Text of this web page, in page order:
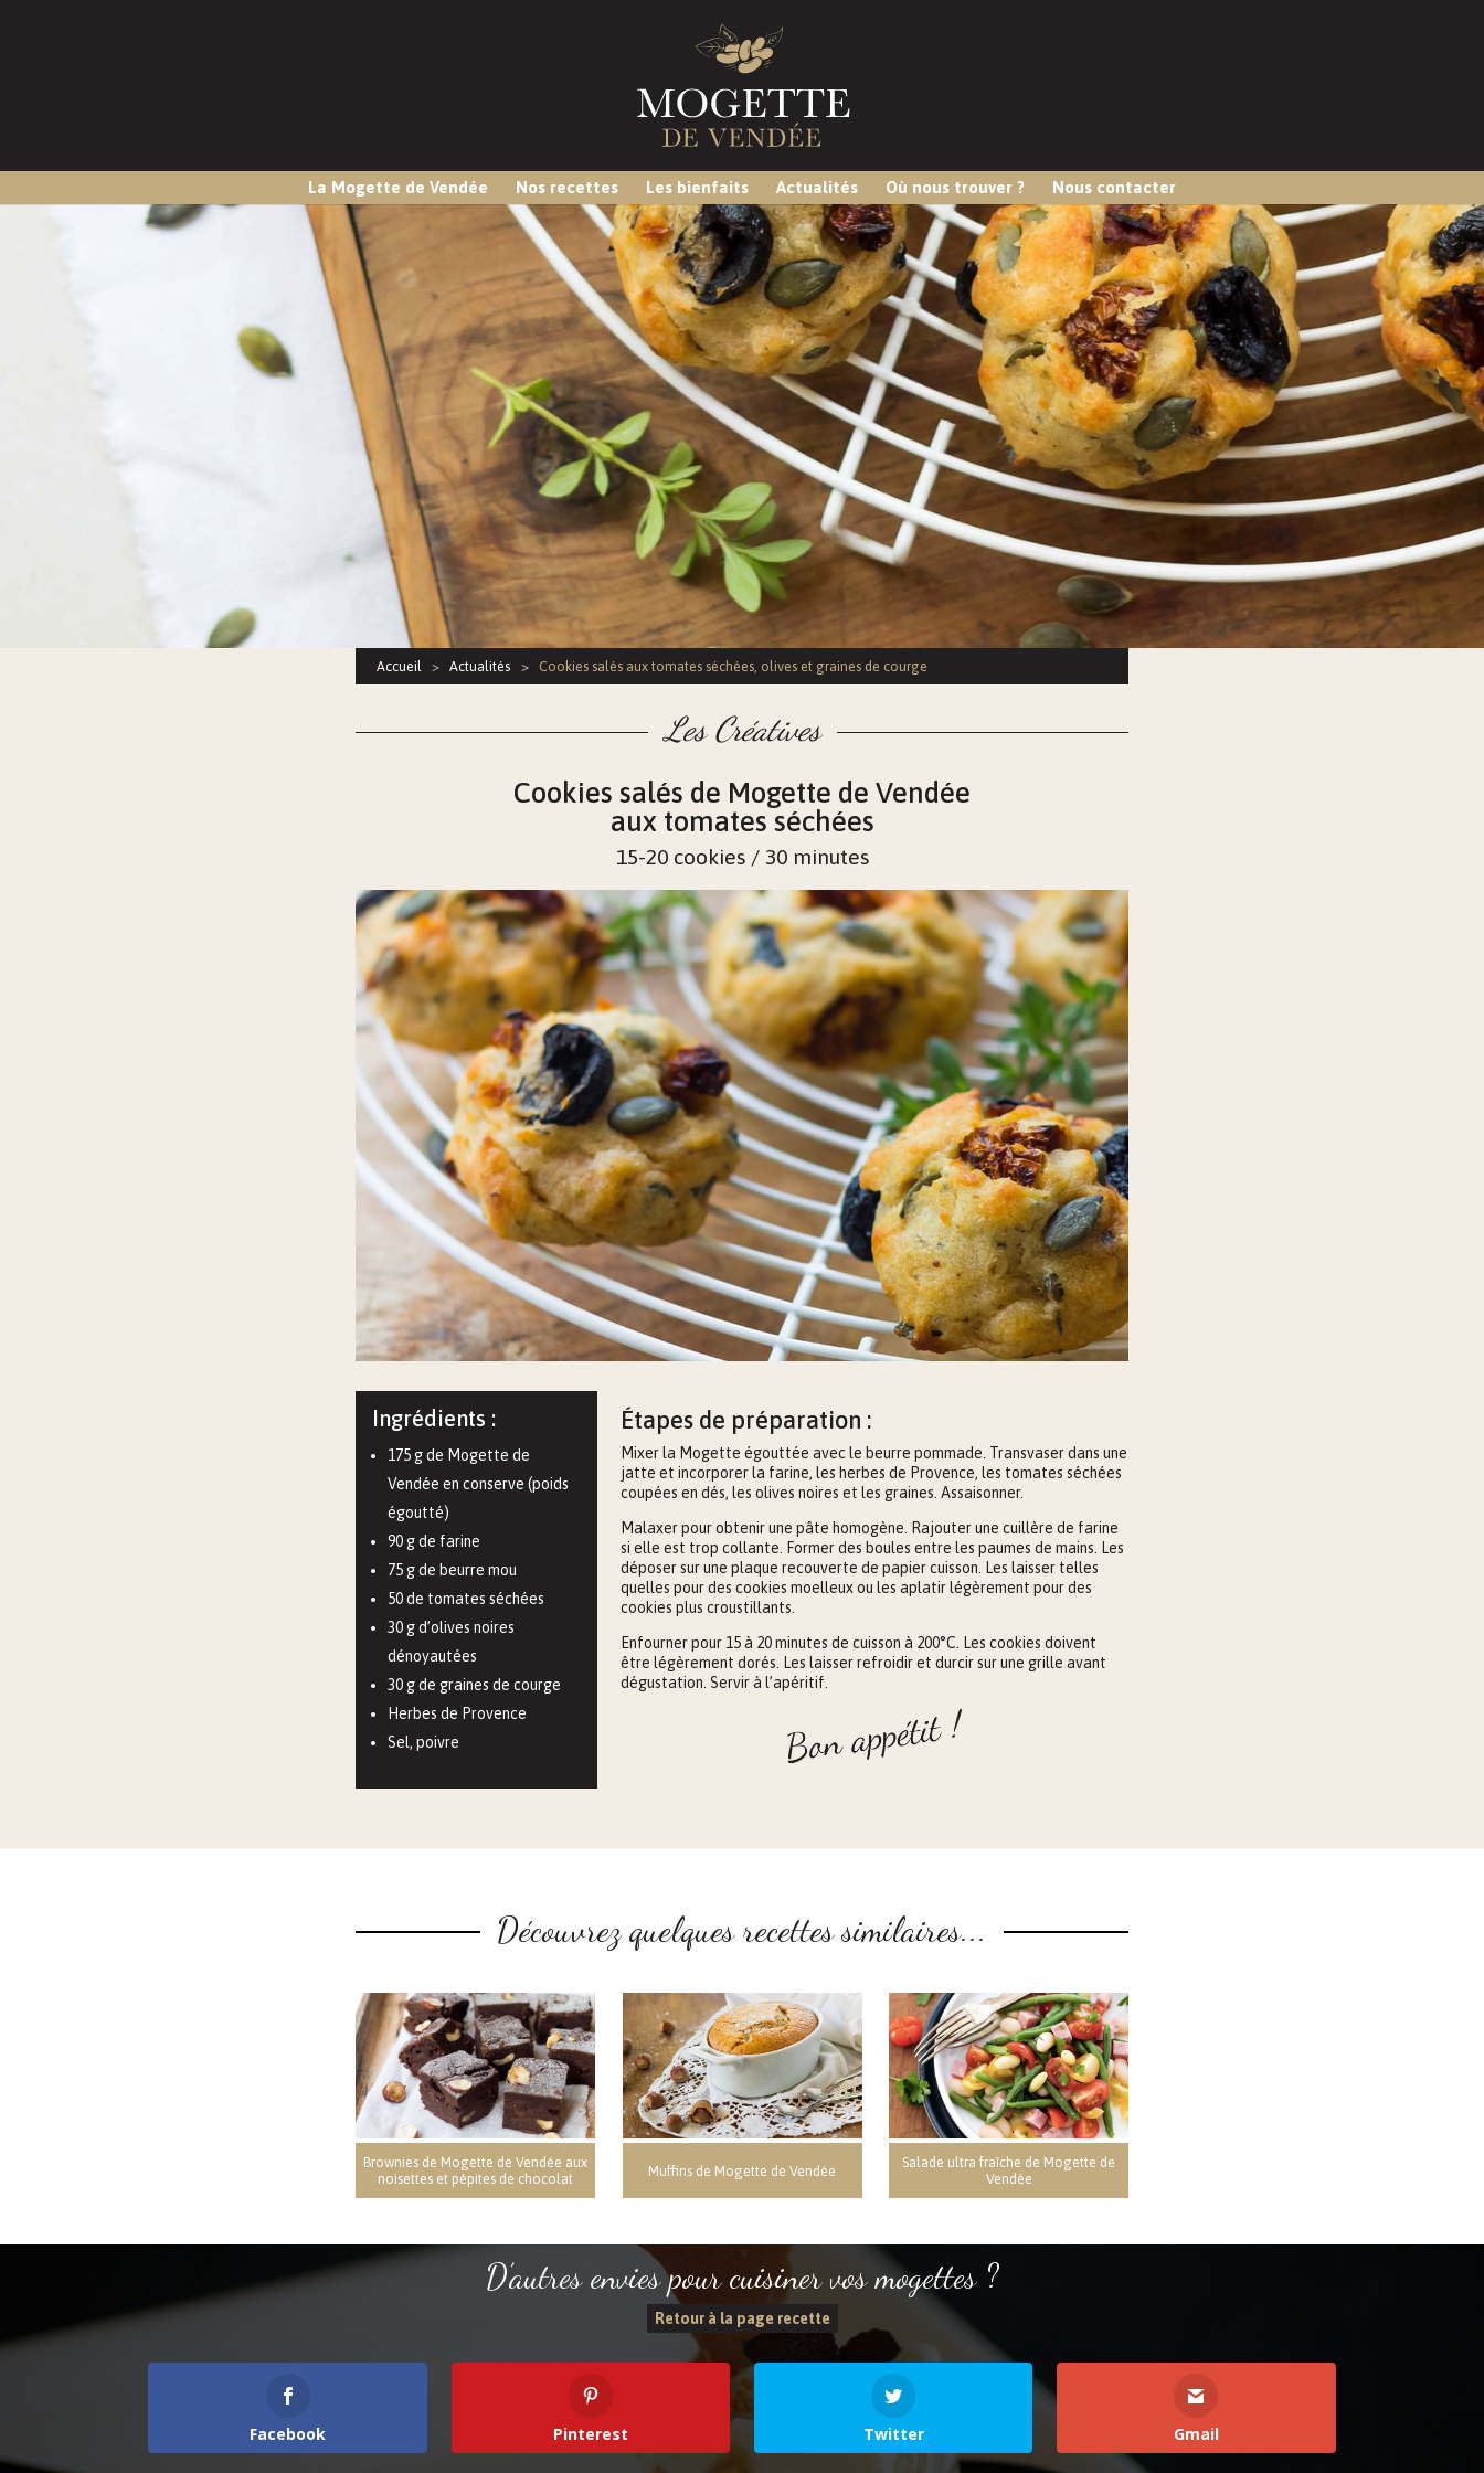
La Mogette de Vendée Nos recettes Les bienfaits Actualités Où nous trouver ? Nous contacter
Accueil > Actualités > Cookies salés aux tomates séchées, olives et graines de courge
Les Créatives
Cookies salés de Mogette de Vendée
aux tomates séchées
15-20 cookies / 30 minutes
Ingrédients :
175 g de Mogette de
Vendée en conserve (poids
égoutté)
90 g de farine
75 g de beurre mou
50 de tomates séchées
30 g d’olives noires
dénoyautées
30 g de graines de courge
Herbes de Provence
Sel, poivre
Étapes de préparation :
Mixer la Mogette égouttée avec le beurre pommade. Transvaser dans une
jatte et incorporer la farine, les herbes de Provence, les tomates séchées
coupées en dés, les olives noires et les graines. Assaisonner.
Malaxer pour obtenir une pâte homogène. Rajouter une cuillère de farine
si elle est trop collante. Former des boules entre les paumes de mains. Les
déposer sur une plaque recouverte de papier cuisson. Les laisser telles
quelles pour des cookies moelleux ou les aplatir légèrement pour des
cookies plus croustillants.
Enfourner pour 15 à 20 minutes de cuisson à 200°C. Les cookies doivent
être légèrement dorés. Les laisser refroidir et durcir sur une grille avant
dégustation. Servir à l’apéritif.
Découvrez quelques recettes similaires...
Brownies de Mogette de Vendée aux
noisettes et pépites de chocolat
Muffins de Mogette de Vendée
Salade ultra fraîche de Mogette de
Vendée
D’autres envies pour cuisiner vos mogettes ?
Retour à la page recette
Facebook Pinterest Twitter Gmail